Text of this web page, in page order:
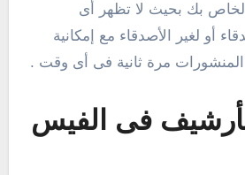
بك بحيث لا تظهر أى
أو لغير الأصدقاء مع إمكانية
مرة ثانية فى أى وقت .
فى الفيس